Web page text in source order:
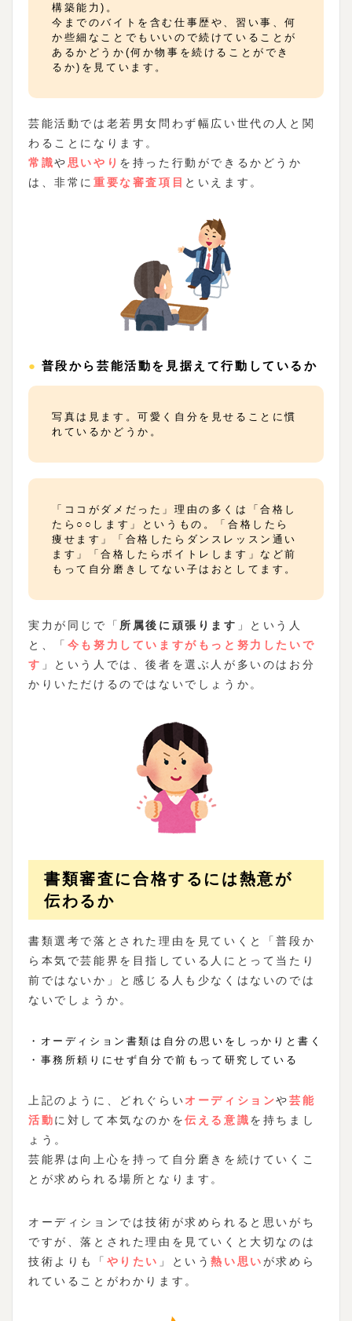
構築能力)。
今までのバイトを含む仕事歴や、習い事、何
か些細なことでもいいので続けていることが
あるかどうか(何か物事を続けることができ
るか)を見ています。
芸能活動では老若男女問わず幅広い世代の人と関
わることになります。
常識や思いやり を持った行動ができるかどうか
は、非常に 重要な審査項目 といえます。
●普段から芸能活動を見据えて行動しているか
写真は見ます。可愛く自分を見せることに慣
れているかどうか。
「ココがダメだった」理由の多くは「合格し
たら○○します」というもの。「合格したら
痩せます」「合格したらダンスレッスン通い
ます」「合格したらボイトレします」など前
もって自分磨きしてない子はおとしてます。
実力が同じで「 所属後に頑張ります 」という人
と、「 今も努力していますがもっと努力したいで
す 」という人では、後者を選ぶ人が多いのはお分
かりいただけるのではないでしょうか。
書類審査に合格するには熱意が
伝わるか
書類選考で落とされた理由を見ていくと「普段か
ら本気で芸能界を目指している人にとって当たり
前ではないか」と感じる人も少なくはないのでは
ないでしょうか。
・オーディション書類は自分の思いをしっかりと書く
・事務所頼りにせず自分で前もって研究している
上記のように、どれぐらいオーディションや芸能
活動に対して本気なのかを伝える意識を持ちまし
ょう。
芸能界は向上心を持って自分磨きを続けていくこ
とが求められる場所となります。
オーディションでは技術が求められると思いがち
ですが、落とされた理由を見ていくと大切なのは
技術よりも「 やりたい 」という熱い思いが求めら
れていることがわかります。